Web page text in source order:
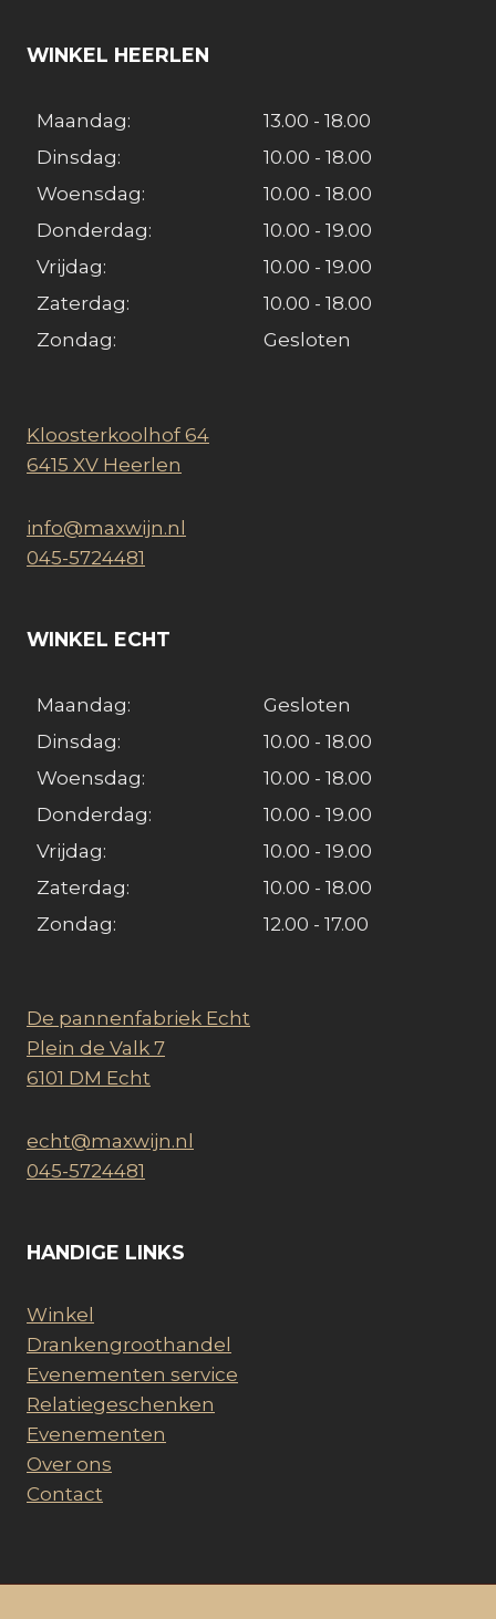
WINKEL HEERLEN
Maandag:
13.00 - 18.00
Dinsdag:
10.00 - 18.00
Woensdag:
10.00 - 18.00
Donderdag:
10.00 - 19.00
Vrijdag:
10.00 - 19.00
Zaterdag:
10.00 - 18.00
Zondag:
Gesloten
Kloosterkoolhof 64
6415 XV Heerlen
info@maxwijn.nl
045-5724481
WINKEL ECHT
Maandag:
Gesloten
Dinsdag:
10.00 - 18.00
Woensdag:
10.00 - 18.00
Donderdag:
10.00 - 19.00
Vrijdag:
10.00 - 19.00
Zaterdag:
10.00 - 18.00
Zondag:
12.00 - 17.00
De pannenfabriek Echt
Plein de Valk 7
6101 DM Echt
echt@maxwijn.nl
045-5724481
HANDIGE LINKS
Winkel
Drankengroothandel
Evenementen service
Relatiegeschenken
Evenementen
Over ons
Contact